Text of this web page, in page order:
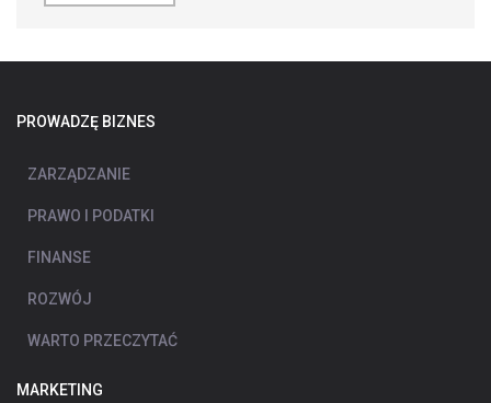
PROWADZĘ BIZNES
ZARZĄDZANIE
PRAWO I PODATKI
FINANSE
ROZWÓJ
WARTO PRZECZYTAĆ
MARKETING